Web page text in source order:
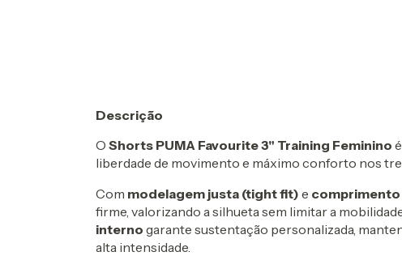
Descrição
O Shorts PUMA Favourite 3" Training Feminino
liberdade de movimento e máximo conforto nos
Com modelagem justa (tight fit) e comprimento
firme, valorizando a silhueta sem limitar a
interno garante sustentação personalizada,
alta intensidade.